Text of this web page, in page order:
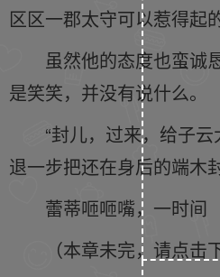
区区一郡太守可以惹得起的
虽然他的态度也蛮诚
是笑笑，并没有说什么。
“封儿，过来，给子
退一步把还在身后的端木
蕾蒂咂咂嘴，一时间
（本章未完，请点击